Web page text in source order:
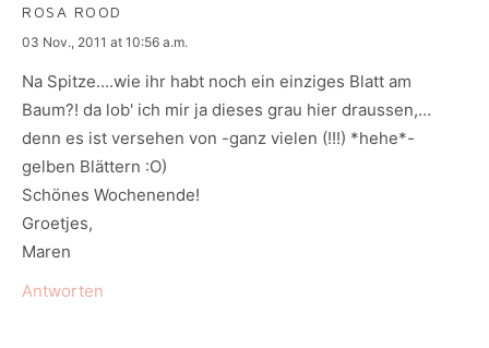
ROSA ROOD
says:
03 Nov., 2011 at 10:56 a.m.
Na Spitze….wie ihr habt noch ein einziges Blatt am
Baum?! da lob' ich mir ja dieses grau hier draussen,…
denn es ist versehen von -ganz vielen (!!!) *hehe*-
gelben Blättern :O)
Schönes Wochenende!
Groetjes,
Maren
Antworten